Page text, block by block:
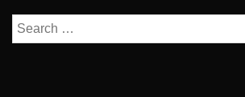
Search
for: